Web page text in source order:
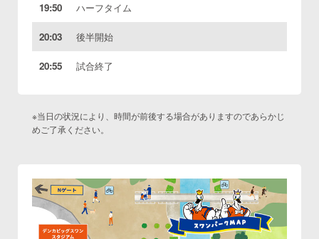
19:50 ハーフタイム
20:03 後半開始
20:55 試合終了
※当日の状況により、時間が前後する場合がありますのであらかじ
めご了承ください。